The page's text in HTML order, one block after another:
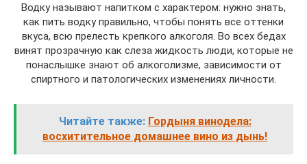
Водку называют напитком с характером: нужно знать,
как пить водку правильно, чтобы понять все оттенки
вкуса, всю прелесть крепкого алкоголя. Во всех бедах
винят прозрачную как слеза жидкость люди, которые не
понаслышке знают об алкоголизме, зависимости от
спиртного и патологических изменениях личности.
Читайте также: Гордыня винодела:
восхитительное домашнее вино из дынь!